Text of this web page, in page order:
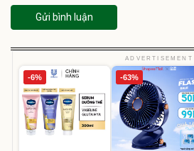
Gửi bình luận
ADVERTISEMENT
-6% -63%